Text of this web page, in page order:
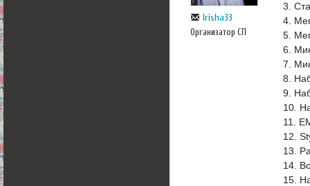
Irisha33
Организатор СП
3.
4.
5.
6.
7.
8.
9.
10.
11.
12.
13.
14.
15.